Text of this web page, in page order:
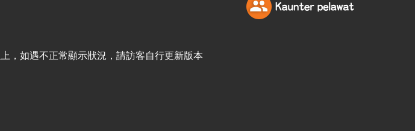
，如遇不正常顯示狀況，請訪客自行更新版本